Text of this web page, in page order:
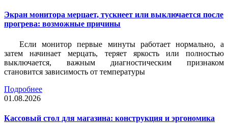
Экран монитора мерцает, тускнеет или выключается после
прогрева: возможные причины
Если монитор первые минуты работает нормально, а
затем начинает мерцать, теряет яркость или полностью
выключается, важным диагностическим признаком
становится зависимость от температуры
Подробнее
01.08.2026
Кассовый стол для магазина: конструкция и эргономика